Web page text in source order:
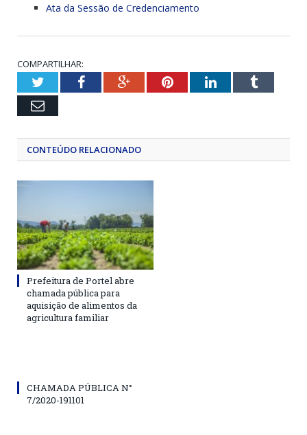
Ata da Sessão de Credenciamento
COMPARTILHAR:
TwitterFacebookGoogle+PinterestLinkedInTumblr
Email
CONTEÚDO RELACIONADO
Prefeitura de Portel abre
chamada pública para
aquisição de alimentos da
agricultura familiar
CHAMADA PÚBLICA N°
7/2020-191101